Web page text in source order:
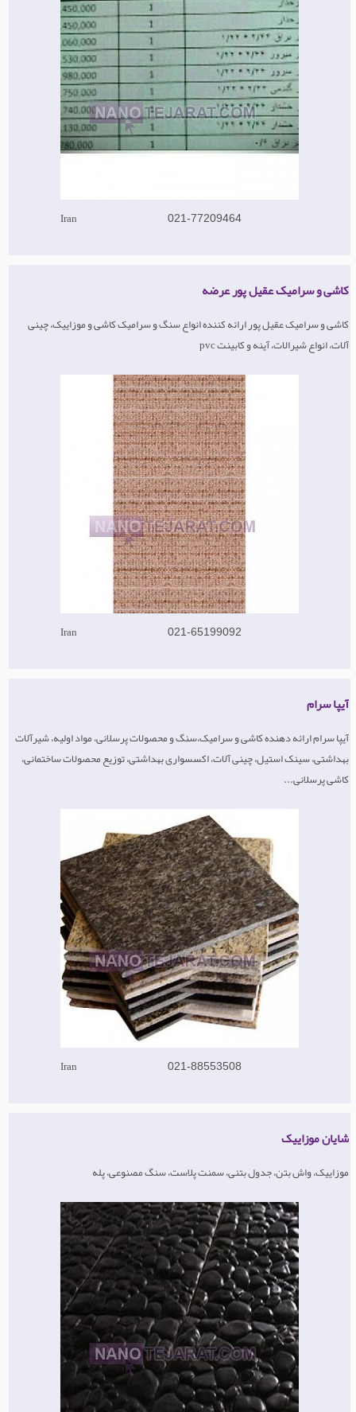
Iran 021-77209464
کاشی و سرامیک عقیل پور عرضه
کاشی و سرامیک عقیل پور ارائه کننده انواع سنگ و سرامیک کاشی و موزاییک، چینی
آلات، انواع شیرالات، آینه و کابینت pvc
Iran 021-65199092
آیپا سرام
آیپا سرام ارائه دهنده کاشی و سرامیک،سنگ و محصولات پرسلانی، مواد اولیه، شیرآلات
بهداشتی، سینک استیل، چینی آلات، اکسسواری بهداشتی، توزیع محصولات ساختمانی،
کاشی پرسلانی...
Iran 021-88553508
شایان موزاییک
موزاییک، واش بتن، جدول بتنی، سمنت پلاست، سنگ مصنوعی، پله